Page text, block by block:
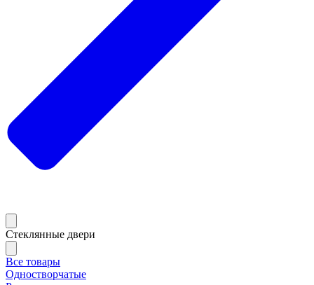
Стеклянные двери
Все товары
Одностворчатые